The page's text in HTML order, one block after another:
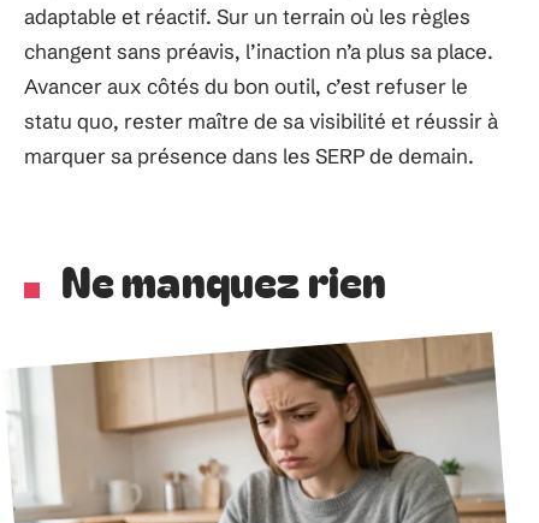
adaptable et réactif. Sur un terrain où les règles
changent sans préavis, l’inaction n’a plus sa place.
Avancer aux côtés du bon outil, c’est refuser le
statu quo, rester maître de sa visibilité et réussir à
marquer sa présence dans les SERP de demain.
Ne manquez rien